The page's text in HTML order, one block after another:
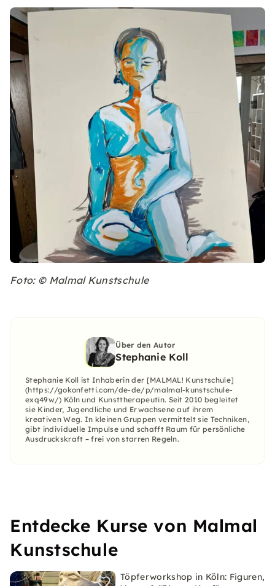
Foto: © Malmal Kunstschule
Über den Autor
Stephanie Koll
Stephanie Koll ist Inhaberin der [MALMAL! Kunstschule]
(https://gokonfetti.com/de-de/p/malmal-kunstschule-
exq49w/) Köln und Kunsttherapeutin. Seit 2010 begleitet
sie Kinder, Jugendliche und Erwachsene auf ihrem
kreativen Weg. In kleinen Gruppen vermittelt sie Techniken,
gibt individuelle Impulse und schafft Raum für persönliche
Ausdruckskraft – frei von starren Regeln.
Entdecke Kurse von Malmal
Kunstschule
Töpferworkshop in Köln: Figuren,